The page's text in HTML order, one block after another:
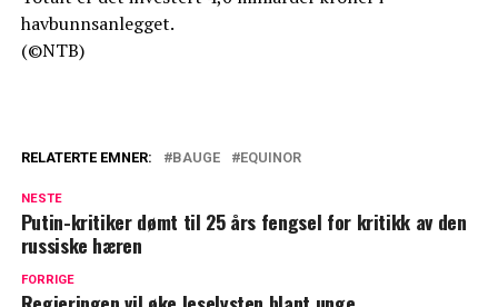
havbunnsanlegget.
(©NTB)
RELATERTE EMNER: BAUGE EQUINOR
NESTE
Putin-kritiker dømt til 25 års fengsel for kritikk av den
russiske hæren
FORRIGE